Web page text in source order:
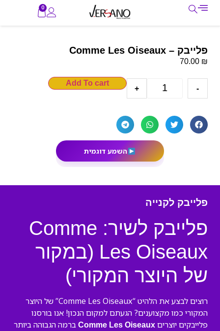
0
פלייבק – Comme Les Oiseaux
70.00 ₪
-
+
Add To cart
השמע דוגמית
פלייבק לקנייה
פלייבק לשיר: Comme
Les Oiseaux (במקור
של היוצר המקורי)
רוצים לבצע את הלהיט “Comme Les Oiseaux” של היוצר
המקורי כמו מקצוענים? הגעתם למקום הנכון! אנו בורסנו
פלייבקים יוצרים Comme Les Oiseaux ברמה הגבוהה ביותר